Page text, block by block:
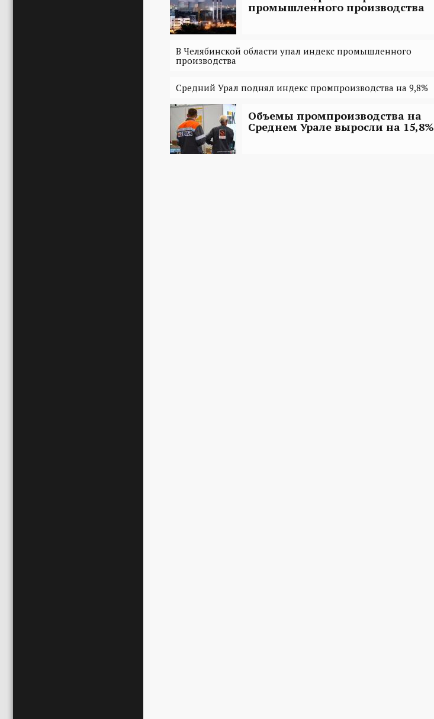
промышленного производства
В Челябинской области упал индекс промышленного
производства
Средний Урал поднял индекс промпроизводства на 9,8%
Объемы промпроизводства на
Среднем Урале выросли на 15,8%